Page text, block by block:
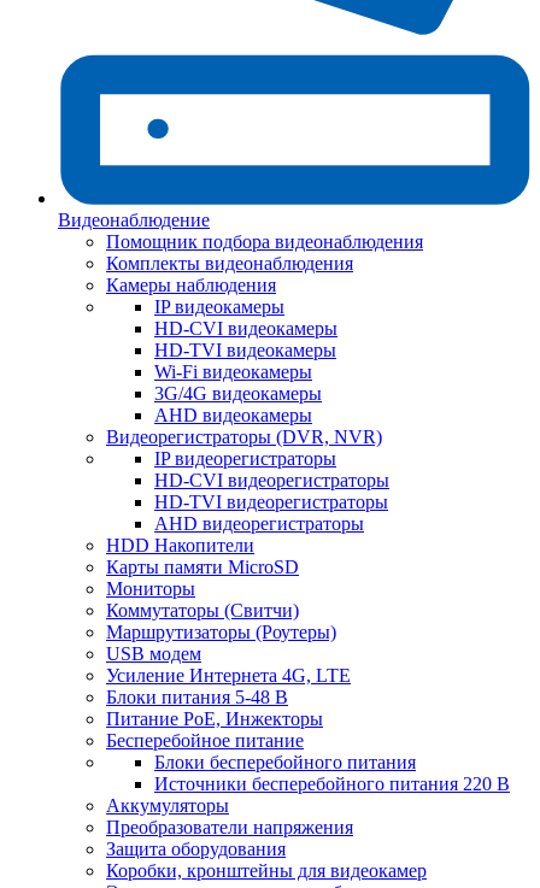
Видеонаблюдение
Помощник подбора видеонаблюдения
Комплекты видеонаблюдения
Камеры наблюдения
IP видеокамеры
HD-CVI видеокамеры
HD-TVI видеокамеры
Wi-Fi видеокамеры
3G/4G видеокамеры
AHD видеокамеры
Видеорегистраторы (DVR, NVR)
IP видеорегистраторы
HD-CVI видеорегистраторы
HD-TVI видеорегистраторы
AHD видеорегистраторы
HDD Накопители
Карты памяти MicroSD
Мониторы
Коммутаторы (Свитчи)
Маршрутизаторы (Роутеры)
USB модем
Усиление Интернета 4G, LTE
Блоки питания 5-48 В
Питание PoE, Инжекторы
Бесперебойное питание
Блоки бесперебойного питания
Источники бесперебойного питания 220 В
Аккумуляторы
Преобразователи напряжения
Защита оборудования
Коробки, кронштейны для видеокамер